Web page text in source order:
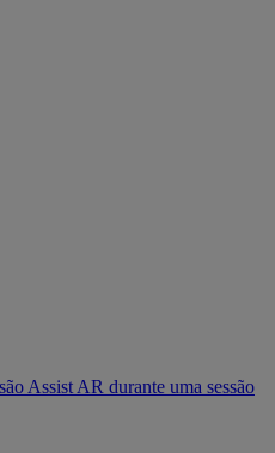
Assist AR durante uma sessão